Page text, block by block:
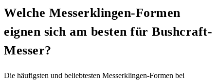
Welche Messerklingen-Formen
eignen sich am besten für Bushcraft-
Messer?
Die häufigsten und beliebtesten Messerklingen-Formen bei